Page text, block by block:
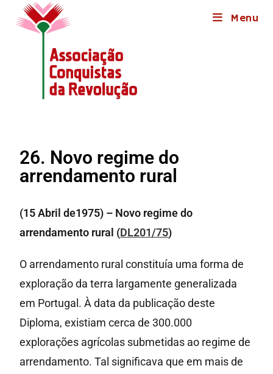
Menu
26. Novo regime do
arrendamento rural
(15 Abril de1975) – Novo regime do
arrendamento rural (DL201/75)
O arrendamento rural constituía uma forma de
exploração da terra largamente generalizada
em Portugal. À data da publicação deste
Diploma, existiam cerca de 300.000
explorações agrícolas submetidas ao regime de
arrendamento. Tal significava que em mais de